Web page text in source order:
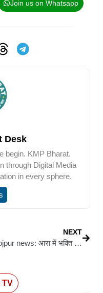
Join us on Whatsapp
Desk
begin. KMP Bharat.
through Digital Media
in every sphere.
NEXT
Bhojpur news: आरा में भक्ति और श्रद्धा से सराबोर हुआ शिवगंज का जल मंदिर
TV